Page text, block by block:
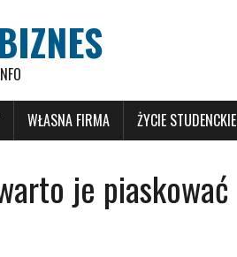
WŁASNA FIRMA ŻYCIE STUDENCKIE
je piaskować